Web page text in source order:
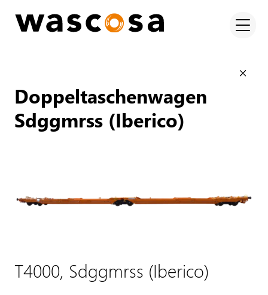
Doppeltaschenwagen
Sdggmrss (Iberico)
T4000, Sdggmrss (Iberico)